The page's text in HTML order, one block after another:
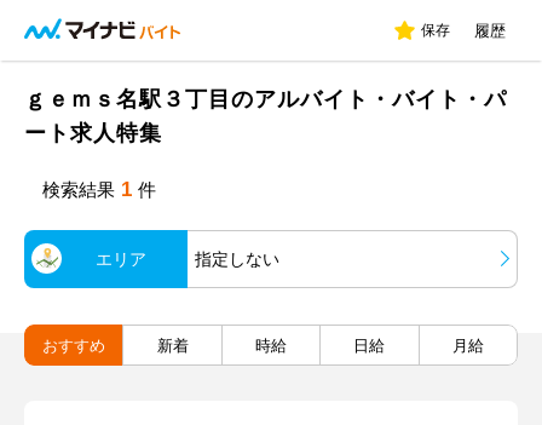
保存 履歴
ｇｅｍｓ名駅３丁目のアルバイト・バイト・パ
ート求人特集
検索結果 1 件
エリア 指定しない
おすすめ 新着 時給 日給 月給